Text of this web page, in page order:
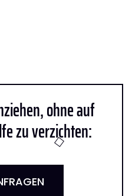
ohne auf
zu verzichten: